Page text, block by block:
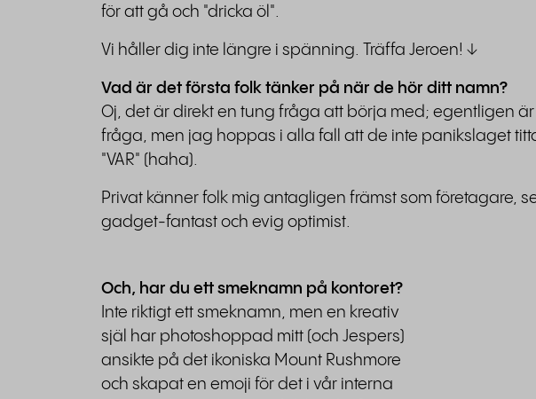
för att gå och "dricka öl".
Vi håller dig inte längre i spänning. Träffa Jeroen! ↓
Vad är det första folk tänker på när de hör ditt namn?
Oj, det är direkt en tung fråga att börja med; egentligen
fråga, men jag hoppas i alla fall att de inte panikslaget
"VAR" (haha).
Privat känner folk mig antagligen främst som företagare,
gadget-fantast och evig optimist.
Och, har du ett smeknamn på kontoret?
Inte riktigt ett smeknamn, men en kreativ
själ har photoshoppad mitt (och Jespers)
ansikte på det ikoniska Mount Rushmore
och skapat en emoji för det i vår interna